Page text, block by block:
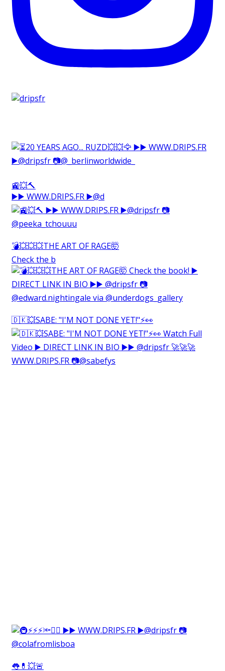
🚉💥🔨⁠
▶️▶️ WWW.DRIPS.FR ▶️@d
💣💥💥💥THE ART OF RAGE🤯⁠
Check the b
🇩🇰💥SABE: "I'M NOT DONE YET!"⚡️👀⁠
👅💊💥🚨⁠